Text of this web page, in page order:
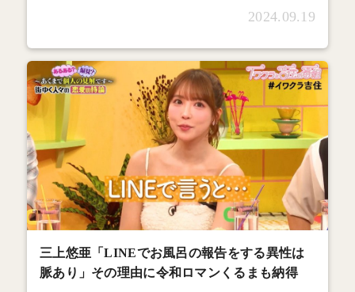
2024.09.19
三上悠亜「LINEでお風呂の報告をする異性は
脈あり」その理由に令和ロマンくるまも納得